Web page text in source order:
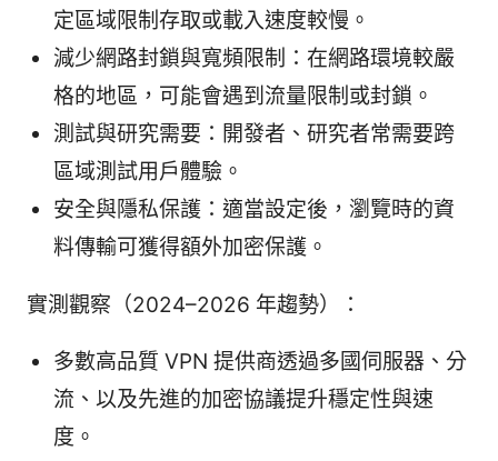
定區域限制存取或載入速度較慢。
減少網路封鎖與寬頻限制：在網路環境較嚴
格的地區，可能會遇到流量限制或封鎖。
測試與研究需要：開發者、研究者常需要跨
區域測試用戶體驗。
安全與隱私保護：適當設定後，瀏覽時的資
料傳輸可獲得額外加密保護。
實測觀察（2024–2026 年趨勢）：
多數高品質 VPN 提供商透過多國伺服器、分
流、以及先進的加密協議提升穩定性與速
度。